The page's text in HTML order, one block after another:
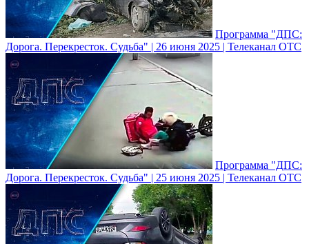
Программа "ДПС:
Дорога. Перекресток. Судьба" | 26 июня 2025 | Телеканал ОТС
Программа "ДПС:
Дорога. Перекресток. Судьба" | 25 июня 2025 | Телеканал ОТС